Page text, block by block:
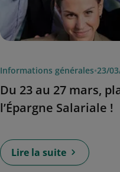
Informations générales•23/
Du 23 au 27 mars,
l’Épargne Salariale !
Lire la suite